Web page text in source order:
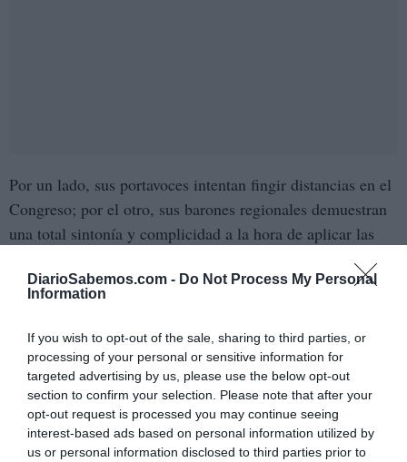
DiarioSabemos.com - Do Not Process My Personal
Information
If you wish to opt-out of the sale, sharing to third parties, or
processing of your personal or sensitive information for
targeted advertising by us, please use the below opt-out
section to confirm your selection. Please note that after your
opt-out request is processed you may continue seeing
interest-based ads based on personal information utilized by
us or personal information disclosed to third parties prior to
Por un lado, sus portavoces intentan fingir distancias en el
Congreso; por el otro, sus barones regionales demuestran
una total sintonía y complicidad a la hora de aplicar las
políticas de la ultraderecha en el día a día institucional.
Vox ha entendido perfectamente el juego y utiliza cada
su agenda nacional, arrastrando a un PP timorato que ha
renunciado a dar la batalla cultural. Al asumir y
normalizar las exigencias de Vox,
Feijóo ha dinamitado cualquier puente hacia la centralidad
y ha demostrado que el "sentido de Estado" del que